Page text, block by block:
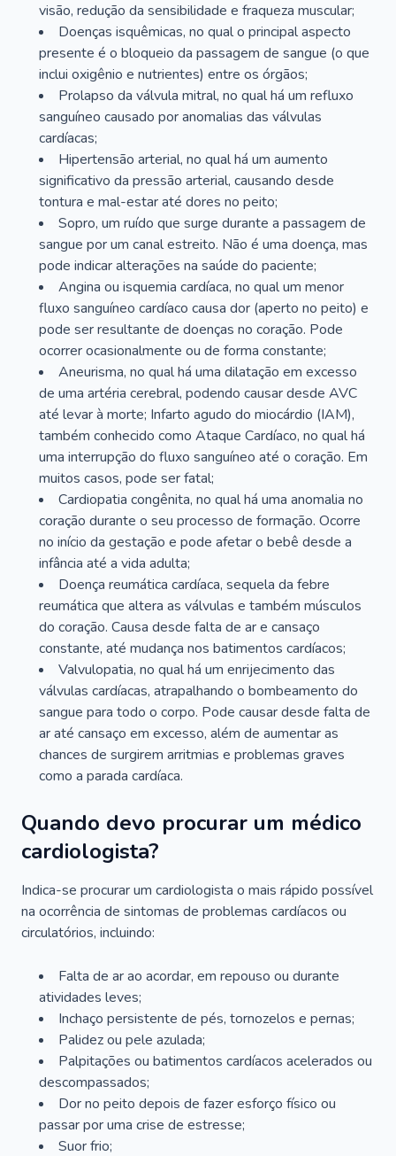
visão, redução da sensibilidade e fraqueza muscular;
Doenças isquêmicas, no qual o principal aspecto
presente é o bloqueio da passagem de sangue (o que
inclui oxigênio e nutrientes) entre os órgãos;
Prolapso da válvula mitral, no qual há um refluxo
sanguíneo causado por anomalias das válvulas
cardíacas;
Hipertensão arterial, no qual há um aumento
significativo da pressão arterial, causando desde
tontura e mal-estar até dores no peito;
Sopro, um ruído que surge durante a passagem de
sangue por um canal estreito. Não é uma doença, mas
pode indicar alterações na saúde do paciente;
Angina ou isquemia cardíaca, no qual um menor
fluxo sanguíneo cardíaco causa dor (aperto no peito) e
pode ser resultante de doenças no coração. Pode
ocorrer ocasionalmente ou de forma constante;
Aneurisma, no qual há uma dilatação em excesso
de uma artéria cerebral, podendo causar desde AVC
até levar à morte; Infarto agudo do miocárdio (IAM),
também conhecido como Ataque Cardíaco, no qual há
uma interrupção do fluxo sanguíneo até o coração. Em
muitos casos, pode ser fatal;
Cardiopatia congênita, no qual há uma anomalia no
coração durante o seu processo de formação. Ocorre
no início da gestação e pode afetar o bebê desde a
infância até a vida adulta;
Doença reumática cardíaca, sequela da febre
reumática que altera as válvulas e também músculos
do coração. Causa desde falta de ar e cansaço
constante, até mudança nos batimentos cardíacos;
Valvulopatia, no qual há um enrijecimento das
válvulas cardíacas, atrapalhando o bombeamento do
sangue para todo o corpo. Pode causar desde falta de
ar até cansaço em excesso, além de aumentar as
chances de surgirem arritmias e problemas graves
como a parada cardíaca.
Quando devo procurar um médico
cardiologista?
Indica-se procurar um cardiologista o mais rápido possível
na ocorrência de sintomas de problemas cardíacos ou
circulatórios, incluindo:
Falta de ar ao acordar, em repouso ou durante
atividades leves;
Inchaço persistente de pés, tornozelos e pernas;
Palidez ou pele azulada;
Palpitações ou batimentos cardíacos acelerados ou
descompassados;
Dor no peito depois de fazer esforço físico ou
passar por uma crise de estresse;
Suor frio;